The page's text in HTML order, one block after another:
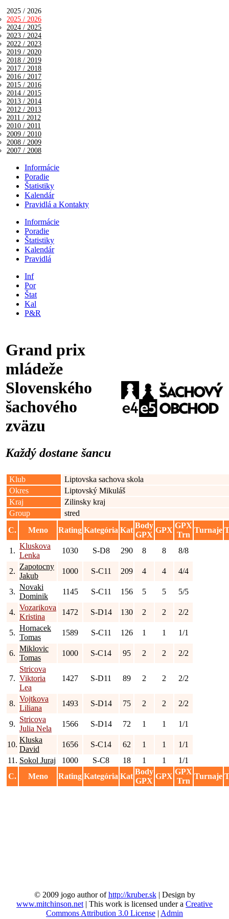
2025 / 2026
2025 / 2026
2024 / 2025
2023 / 2024
2022 / 2023
2019 / 2020
2018 / 2019
2017 / 2018
2016 / 2017
2015 / 2016
2014 / 2015
2013 / 2014
2012 / 2013
2011 / 2012
2010 / 2011
2009 / 2010
2008 / 2009
2007 / 2008
Informácie
Poradie
Štatistiky
Kalendár
Pravidlá a Kontakty
Informácie
Poradie
Štatistiky
Kalendár
Pravidlá
Inf
Por
Štat
Kal
P&R
Grand prix
mládeže
Slovenského
šachového
zväzu
Každý dostane šancu
Klub
Liptovska sachova skola
Okres
Liptovský Mikuláš
Kraj
Zilinsky kraj
Group
stred
C.
Meno Rating Kategória Kat
Body
GPX
GPX
GPX
Trn
Turnaje
1.
Kluskova
Lenka
1030 S-D8 290 8 8 8/8
2.
Zapotocny
Jakub
1000 S-C11 209 4 4 4/4
3.
Novaki
Dominik
1145 S-C11 156 5 5 5/5
4.
Vozarikova
Kristina
1472 S-D14 130 2 2 2/2
5.
Hornacek
Tomas
1589 S-C11 126 1 1 1/1
6.
Miklovic
Tomas
1000 S-C14 95 2 2 2/2
7.
Stricova
Viktoria
Lea
1427 S-D11 89 2 2 2/2
8.
Vojtkova
Liliana
1493 S-D14 75 2 2 2/2
9.
Stricova
Julia Nela
1566 S-D14 72 1 1 1/1
10.
Kluska
David
1656 S-C14 62 1 1
1/1
11. Sokol Juraj 1000 S-C8 18 1 1
1/1
C.
Meno Rating Kategória Kat
Body
GPX
GPX
GPX
Trn
Turnaje
© 2009 jogo author ofhttp://kruber.sk| Design by
www.mitchinson.net | This work is licensed under a Creative
Commons Attribution 3.0 License | Admin